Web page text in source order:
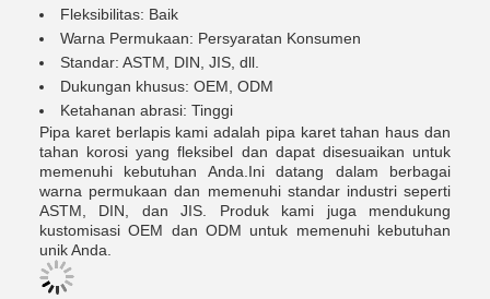
Fleksibilitas: Baik
Warna Permukaan: Persyaratan Konsumen
Standar: ASTM, DIN, JIS, dll.
Dukungan khusus: OEM, ODM
Ketahanan abrasi: Tinggi
Pipa karet berlapis kami adalah pipa karet tahan haus dan
tahan korosi yang fleksibel dan dapat disesuaikan untuk
memenuhi kebutuhan Anda.Ini datang dalam berbagai
warna permukaan dan memenuhi standar industri seperti
ASTM, DIN, dan JIS. Produk kami juga mendukung
kustomisasi OEM dan ODM untuk memenuhi kebutuhan
unik Anda.